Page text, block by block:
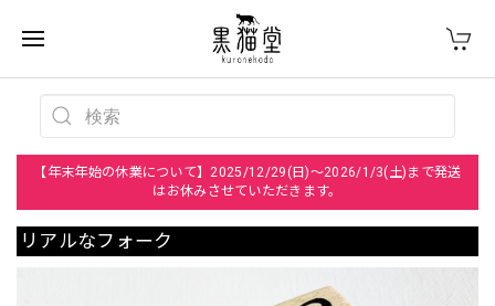
【年末年始の休業について】2025/12/29(日)～2026/1/3(土)まで発送
はお休みさせていただきます。
リアルなフォーク